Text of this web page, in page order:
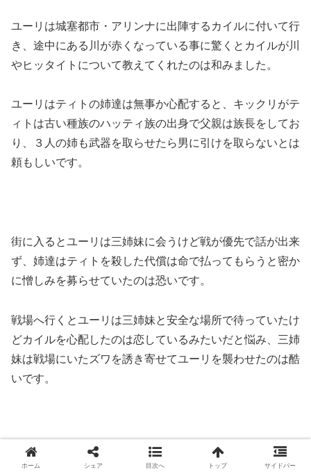
ユーリは城塞都市・アリンナに出陣するカイルに付いて行
き、途中にある川が赤くなっている事に驚くとカイルが川
やヒッタイトについて教えてくれたのは和みました。
ユーリはティトの姉達は無事か心配すると、キックリがテ
ィトは古い種族のハッティ族の出身で父親は族長をしてお
り、３人の姉も武器を取らせたら男に引けを取らないとは
頼もしいです。
街に入るとユーリは三姉妹に会うけど戦が優先で話が出来
ず、姉達はティトを殺した代償は命で払ってもらうと密か
に憎しみを募らせていたのは恐いです。
戦場へ行くとユーリは三姉妹と安全な場所で待っていたけ
どカイルを心配したのは恋しているみたいだと悩み、三姉
妹は戦場にいたズワを誘き寄せてユーリを襲わせたのは酷
いです。
ユーリは馬を見つけて逃げるけど制御できずにしがみつく
ホーム シェア 目次へ トップ サイドバー